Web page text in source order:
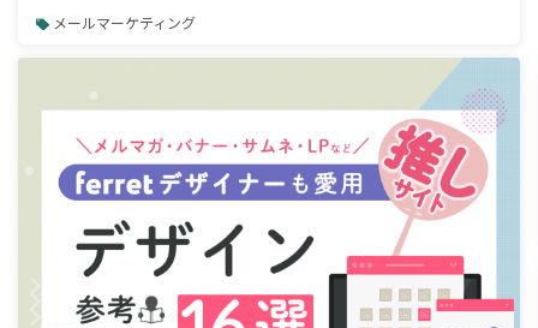
メールマーケティング